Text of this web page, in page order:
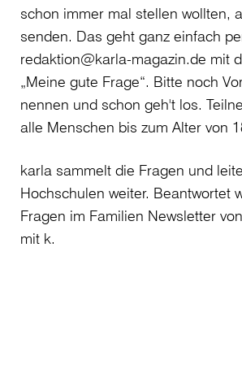
schon immer mal stellen wollten,
senden. Das geht ganz einfach
redaktion@karla-magazin.de mit
„Meine gute Frage“. Bitte noch
nennen und schon geh't los.
alle Menschen bis zum Alter von
karla sammelt die Fragen und
Hochschulen weiter. Beantwortet
Fragen im Familien Newsletter
mit k.